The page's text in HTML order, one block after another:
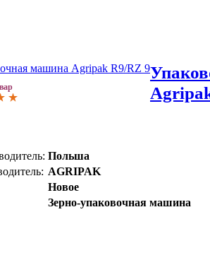
Польша
AGRIPAK
Новое
Зерно-упаковочная машина